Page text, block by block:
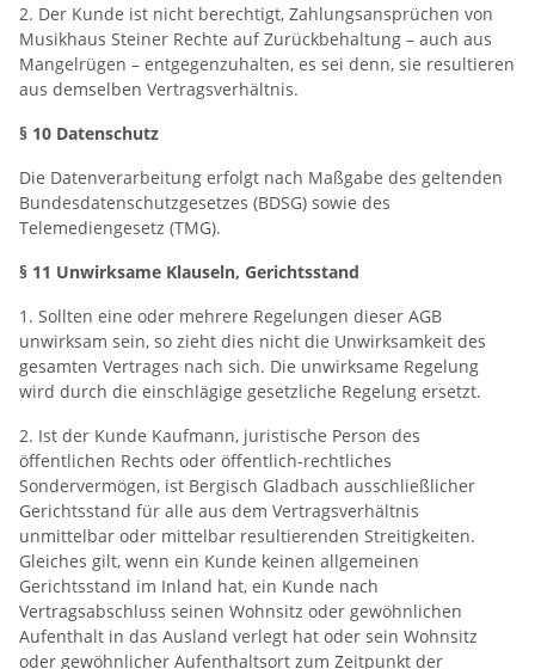
2. Der Kunde ist nicht berechtigt, Zahlungsansprüchen von
Musikhaus Steiner Rechte auf Zurückbehaltung – auch aus
Mangelrügen – entgegenzuhalten, es sei denn, sie resultieren
aus demselben Vertragsverhältnis.
§ 10 Datenschutz
Die Datenverarbeitung erfolgt nach Maßgabe des geltenden
Bundesdatenschutzgesetzes (BDSG) sowie des
Telemediengesetz (TMG).
§ 11 Unwirksame Klauseln, Gerichtsstand
1. Sollten eine oder mehrere Regelungen dieser AGB
unwirksam sein, so zieht dies nicht die Unwirksamkeit des
gesamten Vertrages nach sich. Die unwirksame Regelung
wird durch die einschlägige gesetzliche Regelung ersetzt.
2. Ist der Kunde Kaufmann, juristische Person des
öffentlichen Rechts oder öffentlich-rechtliches
Sondervermögen, ist Bergisch Gladbach ausschließlicher
Gerichtsstand für alle aus dem Vertragsverhältnis
unmittelbar oder mittelbar resultierenden Streitigkeiten.
Gleiches gilt, wenn ein Kunde keinen allgemeinen
Gerichtsstand im Inland hat, ein Kunde nach
Vertragsabschluss seinen Wohnsitz oder gewöhnlichen
Aufenthalt in das Ausland verlegt hat oder sein Wohnsitz
oder gewöhnlicher Aufenthaltsort zum Zeitpunkt der